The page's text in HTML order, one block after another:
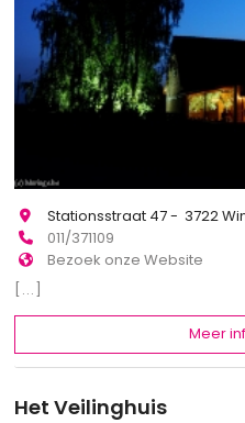
Stationsstraat 47 - 3722
011/371109
Bezoek onze Website
[...]
Meer
Het Veilinghuis